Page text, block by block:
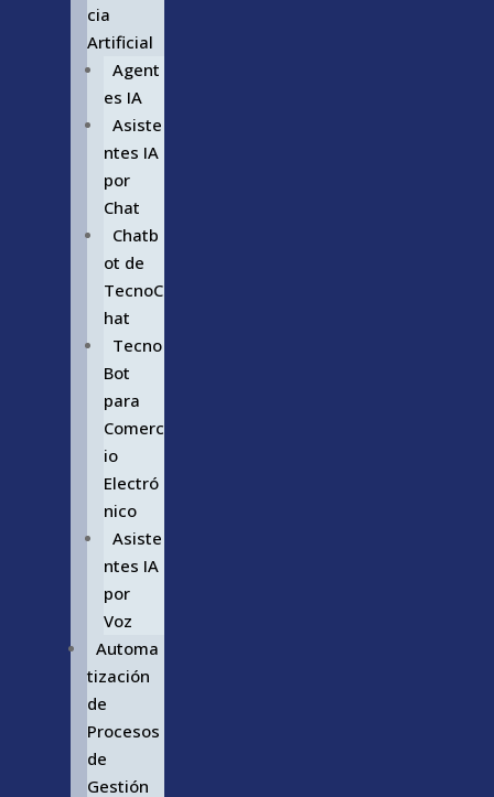
cia
Artificial
Agent
es IA
Asiste
ntes IA
por
Chat
Chatb
ot de
TecnoC
hat
Tecno
Bot
para
Comerc
io
Electró
nico
Asiste
ntes IA
por
Voz
Automa
tización
de
Procesos
de
Gestión